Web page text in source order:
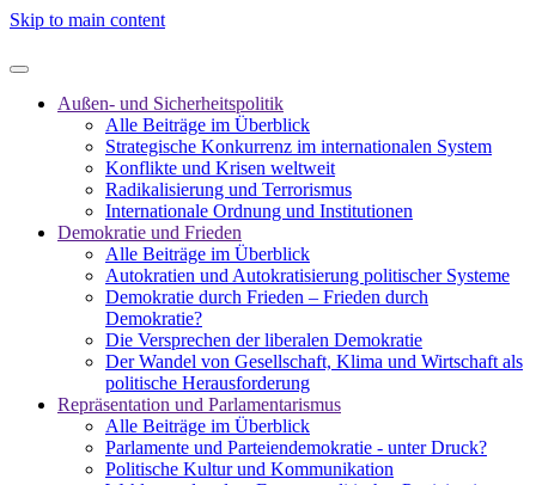
Skip to main content
Außen- und Sicherheitspolitik
Alle Beiträge im Überblick
Strategische Konkurrenz im internationalen System
Konflikte und Krisen weltweit
Radikalisierung und Terrorismus
Internationale Ordnung und Institutionen
Demokratie und Frieden
Alle Beiträge im Überblick
Autokratien und Autokratisierung politischer Systeme
Demokratie durch Frieden – Frieden durch
Demokratie?
Die Versprechen der liberalen Demokratie
Der Wandel von Gesellschaft, Klima und Wirtschaft als
politische Herausforderung
Repräsentation und Parlamentarismus
Alle Beiträge im Überblick
Parlamente und Parteiendemokratie - unter Druck?
Politische Kultur und Kommunikation